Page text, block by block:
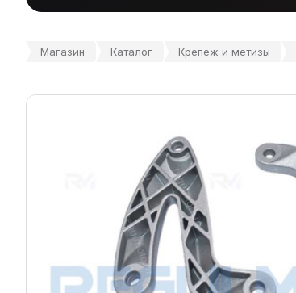
Магазин Каталог Крепеж и метизы